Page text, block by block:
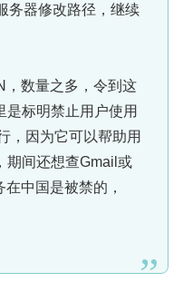
务器修改路径，继续
，数量之多，令到这
是标明禁止用户使用
，因为它可以帮助用
期间还想查Gmail或
中国是被禁的，